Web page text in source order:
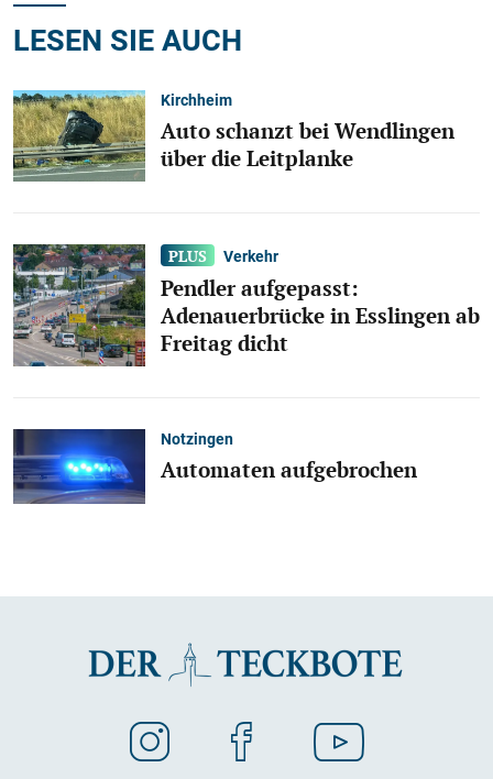
LESEN SIE AUCH
Kirchheim
Auto schanzt bei Wendlingen
über die Leitplanke
Verkehr
Pendler aufgepasst:
Adenauerbrücke in Esslingen ab
Freitag dicht
Notzingen
Automaten aufgebrochen